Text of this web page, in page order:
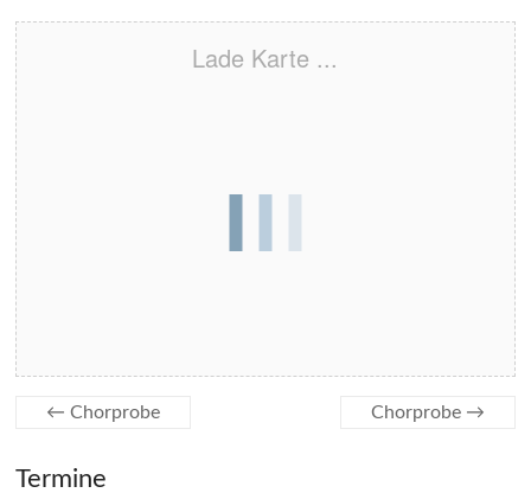
Lade Karte ...
← Chorprobe Chorprobe →
Termine